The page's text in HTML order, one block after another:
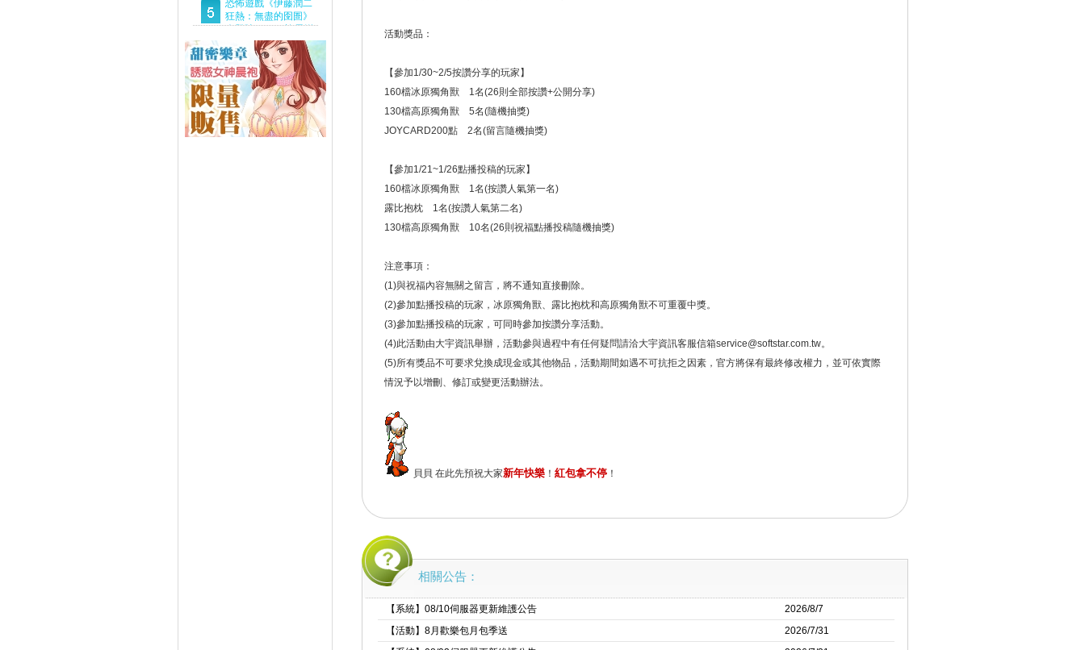
跑！
恐怖遊戲《伊藤潤二
狂熱：無盡的囹圄》
今登陸Steam 詭異洋
樓開啟 同步釋出最新
預告片
活動獎品：
【參加1/30~2/5按讚分享的玩家】
160檔冰原獨角獸 1名(26則全部按讚+公開分享)
130檔高原獨角獸 5名(隨機抽獎)
JOYCARD200點 2名(留言隨機抽獎)
【參加1/21~1/26點播投稿的玩家】
160檔冰原獨角獸 1名(按讚人氣第一名)
露比抱枕 1名(按讚人氣第二名)
130檔高原獨角獸 10名(26則祝福點播投稿隨機抽獎)
注意事項：
(1)與祝福內容無關之留言，將不通知直接刪除。
(2)參加點播投稿的玩家，冰原獨角獸、露比抱枕和高原獨角獸不可重覆中獎。
(3)參加點播投稿的玩家，可同時參加按讚分享活動。
(4)此活動由大宇資訊舉辦，活動參與過程中有任何疑問請洽大宇資訊客服信箱service@softstar.com.tw。
(5)所有獎品不可要求兌換成現金或其他物品，活動期間如遇不可抗拒之因素，官方將保有最終修改權力，並可依實際
情況予以增刪、修訂或變更活動辦法。
貝貝 在此先預祝大家新年快樂 ！ 紅包拿不停 ！
相關公告：
【系統】08/10伺服器更新維護公告
2026/8/7
【活動】8月歡樂包月包季送
2026/7/31